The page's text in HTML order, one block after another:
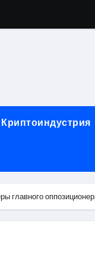
компонентов
Криптоиндустрия
главного